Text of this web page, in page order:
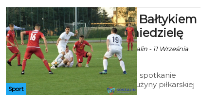
Jarocin.
Sport
Gwardia: Z Bałtykiem
Gdynia w niedzielę
Art za Gwardia Koszalin - 11 Września
2019 godz. 7:00
Najbliższe ligowe spotkanie
trzecioligowej drużyny piłkarskiej
Gwardii Koszalin z Bałtykiem